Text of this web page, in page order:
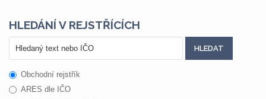
HLEDÁNÍ V REJSTŘÍCÍCH
Obchodní rejstřík
ARES dle IČO